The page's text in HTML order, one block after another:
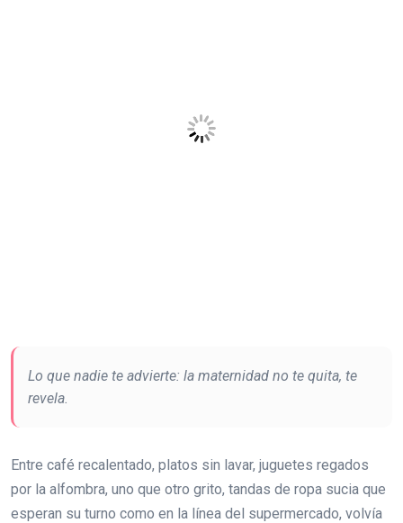
Lo que nadie te advierte: la maternidad no te quita, te
revela.
Entre café recalentado, platos sin lavar, juguetes regados
por la alfombra, uno que otro grito, tandas de ropa sucia que
esperan su turno como en la línea del supermercado, volvía